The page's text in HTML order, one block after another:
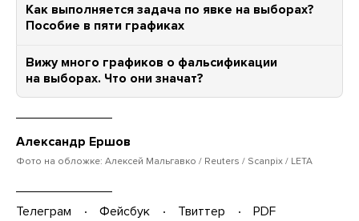
Как выполняется задача по явке на выборах?
Пособие в пяти графиках
Вижу много графиков о фальсификации
на выборах. Что они значат?
Александр Ершов
Фото на обложке: Алексей Мальгавко / Reuters / Scanpix / LETA
Телеграм Фейсбук Твиттер
PDF